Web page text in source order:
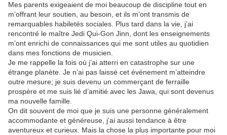
Mes parents exigeaient de moi beaucoup de discipline tout en
m’offrant leur soutien, au besoin, et ils m’ont transmis de
remarquables habiletés sociales. Plus tard dans la vie, j’ai
rencontré le maître Jedi Qui-Gon Jinn, dont les enseignements
m’ont enrichi de connaissances qui me sont utiles au quotidien
dans mes fonctions de musicien.
Je me rappelle la fois où j’ai atterri en catastrophe sur une
étrange planète. Je n’ai pas laissé cet événement m’atteindre
outre mesure; je suis devenu un commerçant de ferraille
prospère et me suis lié d’amitié avec les Jawa, qui sont devenus
ma nouvelle famille.
On dit souvent de moi que je suis une personne généralement
accommodante et généreuse, j’ai aussi tendance à être
aventureux et curieux. Mais la chose la plus importante pour moi